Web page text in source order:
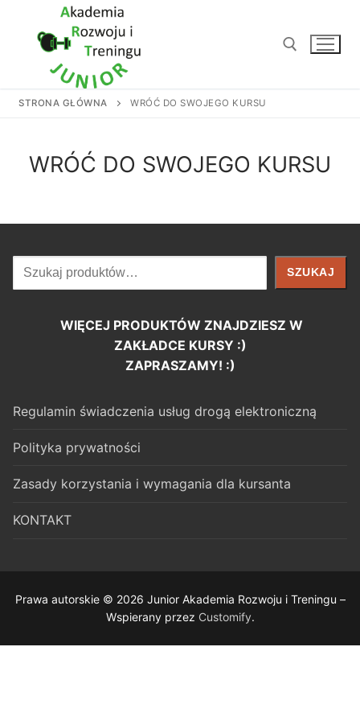
Szukaj:
STRONA GŁÓWNA WRÓĆ DO SWOJEGO KURSU
WRÓĆ DO SWOJEGO KURSU
Szukaj SZUKAJ
WIĘCEJ PRODUKTÓW ZNAJDZIESZ W
ZAKŁADCE KURSY :)
ZAPRASZAMY! :)
Regulamin świadczenia usług drogą elektroniczną
Polityka prywatności
Zasady korzystania i wymagania dla kursanta
KONTAKT
Prawa autorskie © 2026 Junior Akademia Rozwoju i Treningu –
Wspierany przez Customify.